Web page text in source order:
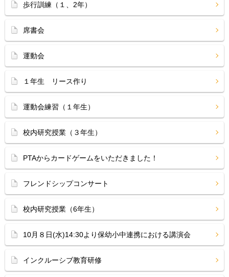
歩行訓練（１、2年）
席書会
運動会
１年生 リース作り
運動会練習（１年生）
校内研究授業（３年生）
PTAからカードゲームをいただきました！
フレンドシップコンサート
校内研究授業（6年生）
10月８日(水)14:30より保幼小中連携における講演会
インクルーシブ教育研修